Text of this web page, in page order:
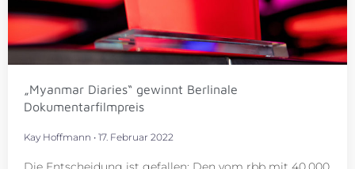
„Myanmar Diaries“ gewinnt Berlinale
Dokumentarfilmpreis
Kay Hoffmann 17. Februar 2022